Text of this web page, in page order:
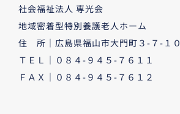
社会福祉法人 専光会
地域密着型特別養護老人ホーム
住 所｜広島県福山市大門町３-７-１０
ＴＥＬ｜０８４-９４５-７６１１
ＦＡＸ｜０８４-９４５-７６１２